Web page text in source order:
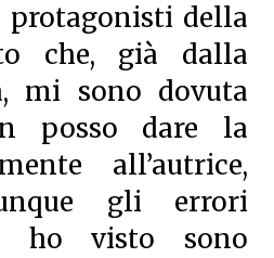
della
che, già dalla
mi sono dovuta
posso dare la
all’autrice,
gli errori
ho visto sono